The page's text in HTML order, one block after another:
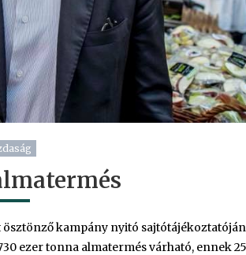
kampány nyitó
ezer tonna almatermés várható, ennek